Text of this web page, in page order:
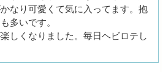
なり可愛くて気に入ってます。抱
多いです。
しくなりました。毎日ヘビロテし